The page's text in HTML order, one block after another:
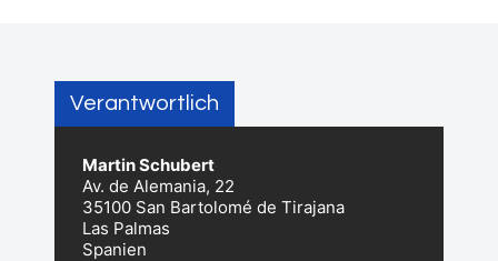
Verantwortlich
Martin Schubert
Av. de Alemania, 22
35100 San Bartolomé de Tirajana
Las Palmas
Spanien